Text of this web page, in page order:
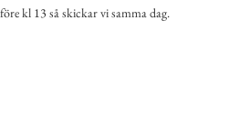
kl 13 så skickar vi samma dag.